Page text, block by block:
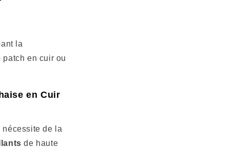
la
en cuir ou
en Cuir
de la
de haute